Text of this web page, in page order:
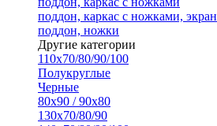
поддон, каркас с ножками, экран
поддон, ножки
Другие категории
110х70/80/90/100
Полукруглые
Черные
80х90 / 90х80
130х70/80/90